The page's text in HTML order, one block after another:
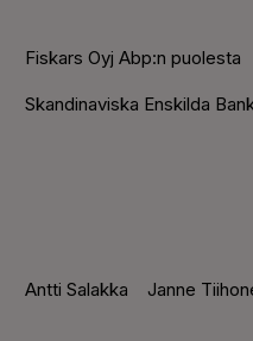
Fiskars Oyj Abp:n puolesta
Skandinaviska Enskilda
Antti Salakka Janne